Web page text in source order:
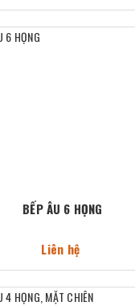
BẾP ÂU 6 HỌNG
Liên hệ